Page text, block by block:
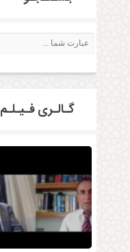
گـالـری فـیـلـم